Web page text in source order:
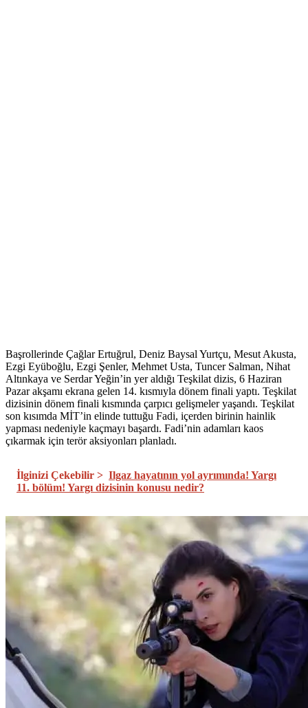
Başrollerinde Çağlar Ertuğrul, Deniz Baysal Yurtçu, Mesut Akusta,
Ezgi Eyüboğlu, Ezgi Şenler, Mehmet Usta, Tuncer Salman, Nihat
Altınkaya ve Serdar Yeğin’in yer aldığı Teşkilat dizis, 6 Haziran
Pazar akşamı ekrana gelen 14. kısmıyla dönem finali yaptı. Teşkilat
dizisinin dönem finali kısmında çarpıcı gelişmeler yaşandı. Teşkilat
son kısımda MİT’in elinde tuttuğu Fadi, içerden birinin hainlik
yapması nedeniyle kaçmayı başardı. Fadi’nin adamları kaos
çıkarmak için terör aksiyonları planladı.
İlginizi Çekebilir > Ilgaz hayatının yol ayrımında! Yargı
11. bölüm! Yargı dizisinin konusu nedir?